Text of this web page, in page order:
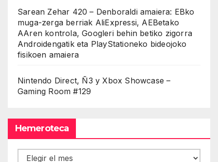
Sarean Zehar 420 – Denboraldi amaiera: EBko
muga-zerga berriak AliExpressi, AEBetako
AAren kontrola, Googleri behin betiko zigorra
Androidengatik eta PlayStationeko bideojoko
fisikoen amaiera
Nintendo Direct, Ñ3 y Xbox Showcase –
Gaming Room #129
Hemeroteca
Hemeroteca